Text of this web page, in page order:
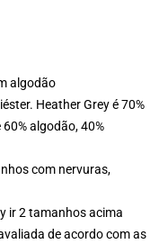
algodão
Heather Grey é 70%
algodão, 40%
com nervuras,
ir 2 tamanhos acima
de acordo com as